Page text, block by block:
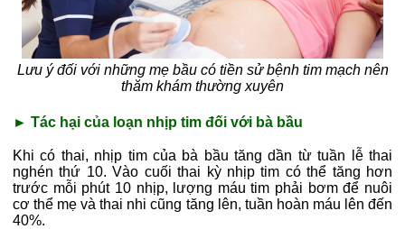
Lưu ý đối với những mẹ bầu có tiền sử bệnh tim mạch nên
thăm khám thường xuyên
► Tác hại của loạn nhịp tim đối với bà bầu
Khi có thai, nhịp tim của bà bầu tăng dần từ tuần lễ thai
nghén thứ 10. Vào cuối thai kỳ nhịp tim có thể tăng hơn
trước mỗi phút 10 nhịp, lượng máu tim phải bơm để nuôi
cơ thể mẹ và thai nhi cũng tăng lên, tuần hoàn máu lên đến
40%.